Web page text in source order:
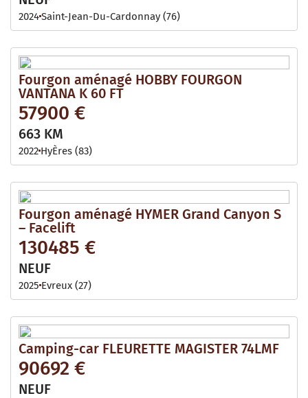
2024Saint-Jean-Du-Cardonnay (76)
Fourgon aménagé HOBBY FOURGON
VANTANA K 60 FT
57900 €
663 KM
2022 HyÈres (83)
Fourgon aménagé HYMER Grand Canyon S
– Facelift
130485 €
NEUF
2025 Evreux (27)
Camping-car FLEURETTE MAGISTER 74LMF
90692 €
NEUF